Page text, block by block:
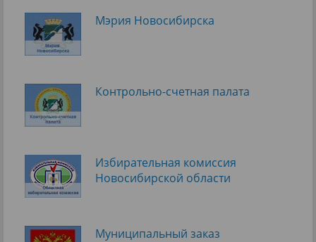
Мэрия Новосибирска
Контрольно-счетная палата
Избирательная комиссия
Новосибирской области
Муниципальный заказ